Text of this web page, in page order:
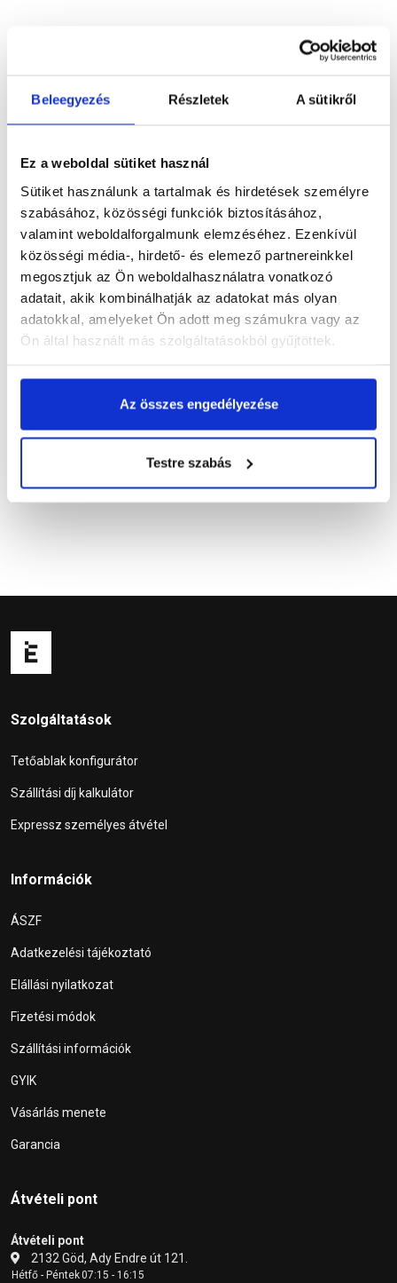
Beleegyezés Részletek A sütikről
Ez a weboldal sütiket használ
Sütiket használunk a tartalmak és hirdetések személyre
szabásához, közösségi funkciók biztosításához,
valamint weboldalforgalmunk elemzéséhez. Ezenkívül
közösségi média-, hirdető- és elemező partnereinkkel
megosztjuk az Ön weboldalhasználatra vonatkozó
adatait, akik kombinálhatják az adatokat más olyan
adatokkal, amelyeket Ön adott meg számukra vagy az
Ön által használt más szolgáltatásokból gyűjtöttek.
Az összes engedélyezése
Testre szabás
Termékinformáció
Vásárlói vélemények
Kapcsolódó cikkek
Szolgáltatások
Tetőablak konfigurátor
Szállítási díj kalkulátor
Expressz személyes átvétel
Információk
ÁSZF
Adatkezelési tájékoztató
Elállási nyilatkozat
Fizetési módok
Szállítási információk
GYIK
Vásárlás menete
Garancia
Átvételi pont
Átvételi pont
2132 Göd, Ady Endre út 121.
Hétfő - Péntek07:15 - 16:15